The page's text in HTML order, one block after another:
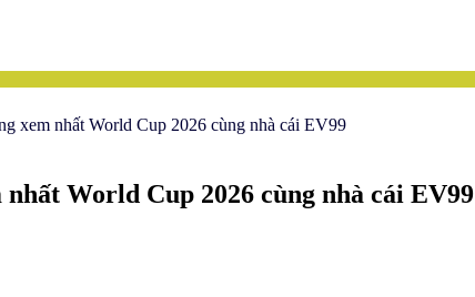
xem nhất World Cup 2026 cùng nhà cái EV99
nhất World Cup 2026 cùng nhà cái EV99